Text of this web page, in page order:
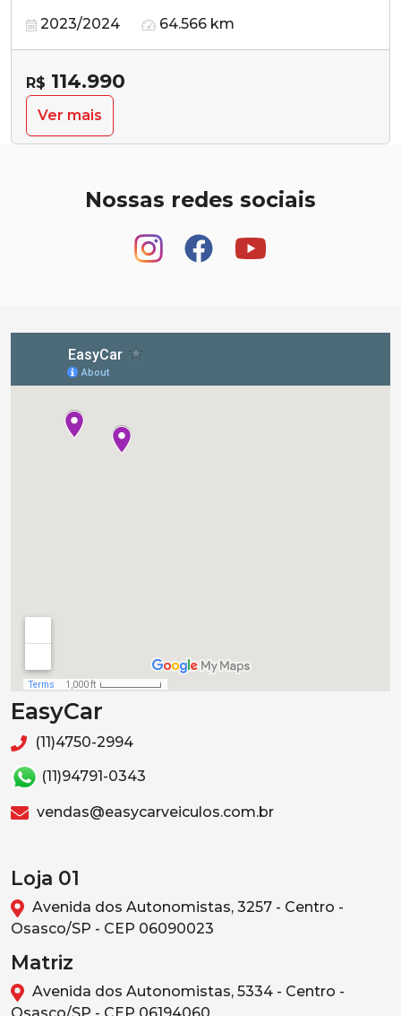
2023/2024 64.566 km
R$ 114.990
Ver mais
Nossas redes sociais
EasyCar
(11)4750-2994
(11)94791-0343
vendas@easycarveiculos.com.br
Loja 01
Avenida dos Autonomistas, 3257 - Centro -
Osasco/SP - CEP 06090023
Matriz
Avenida dos Autonomistas, 5334 - Centro -